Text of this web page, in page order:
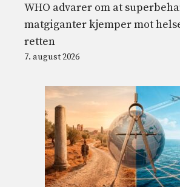
WHO advarer om at
matgiganter kjemper mot
retten
7. august 2026